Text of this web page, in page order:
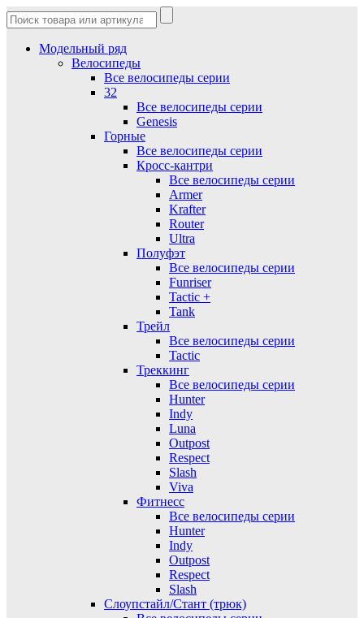
Модельный ряд
Велосипеды
Все велосипеды серии
32
Все велосипеды серии
Genesis
Горные
Все велосипеды серии
Кросс-кантри
Все велосипеды серии
Armer
Krafter
Router
Ultra
Полуфэт
Все велосипеды серии
Funriser
Tactic +
Tank
Трейл
Все велосипеды серии
Tactic
Треккинг
Все велосипеды серии
Hunter
Indy
Luna
Outpost
Respect
Slash
Viva
Фитнесс
Все велосипеды серии
Hunter
Indy
Outpost
Respect
Slash
Слоупстайл/Стант (трюк)